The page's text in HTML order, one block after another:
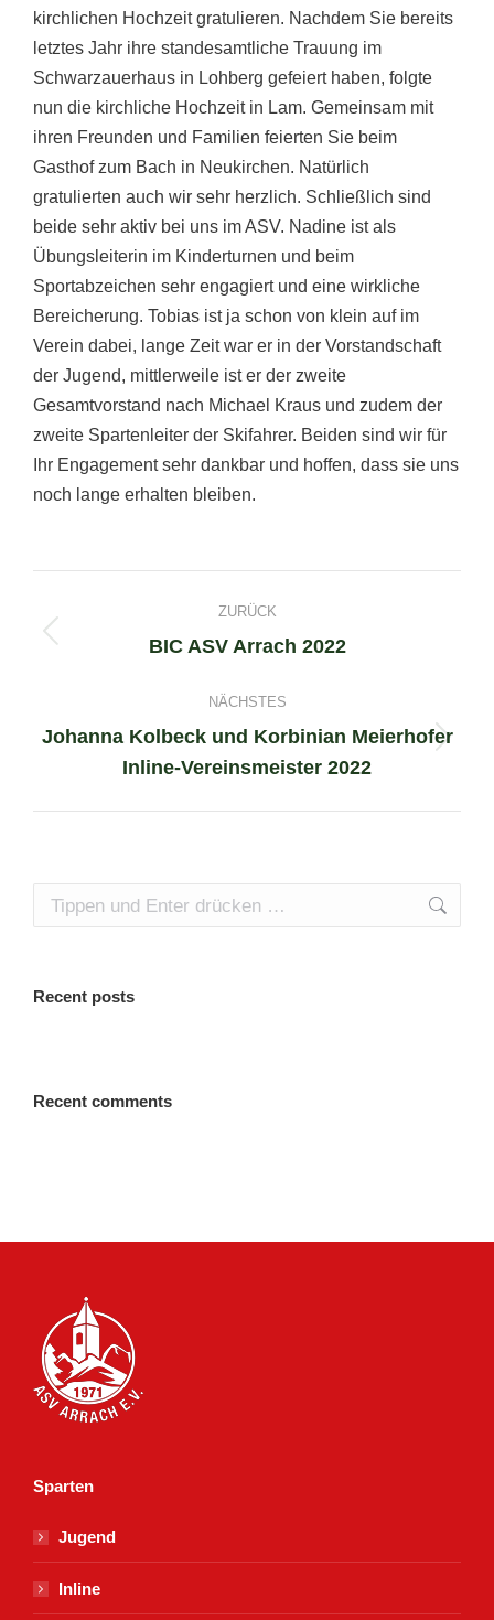
kirchlichen Hochzeit gratulieren. Nachdem Sie bereits
letztes Jahr ihre standesamtliche Trauung im
Schwarzauerhaus in Lohberg gefeiert haben, folgte
nun die kirchliche Hochzeit in Lam. Gemeinsam mit
ihren Freunden und Familien feierten Sie beim
Gasthof zum Bach in Neukirchen. Natürlich
gratulierten auch wir sehr herzlich. Schließlich sind
beide sehr aktiv bei uns im ASV. Nadine ist als
Übungsleiterin im Kinderturnen und beim
Sportabzeichen sehr engagiert und eine wirkliche
Bereicherung. Tobias ist ja schon von klein auf im
Verein dabei, lange Zeit war er in der Vorstandschaft
der Jugend, mittlerweile ist er der zweite
Gesamtvorstand nach Michael Kraus und zudem der
zweite Spartenleiter der Skifahrer. Beiden sind wir für
Ihr Engagement sehr dankbar und hoffen, dass sie uns
noch lange erhalten bleiben.
navigation
ZURÜCK
Previous
BIC ASV Arrach 2022
NÄCHSTES
project:
Johanna Kolbeck und Korbinian Meierhofer
Inline-Vereinsmeister 2022
Search:
Recent posts
Recent comments
Sparten
Jugend
Inline